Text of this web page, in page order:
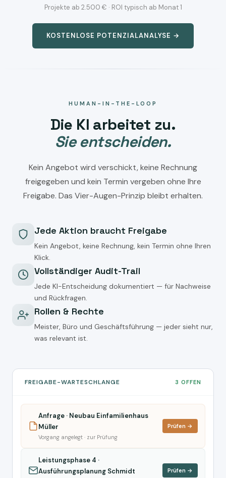
Projekte ab 2.500 € · ROI typisch ab Monat 1
KOSTENLOSE POTENZIALANALYSE →
HUMAN-IN-THE-LOOP
Die KI arbeitet zu.
Sie entscheiden.
Kein Angebot wird verschickt, keine Rechnung
freigegeben und kein Termin vergeben ohne Ihre
Freigabe. Das Vier-Augen-Prinzip bleibt erhalten.
Jede Aktion braucht Freigabe
Kein Angebot, keine Rechnung, kein Termin ohne Ihren
Klick.
Vollständiger Audit-Trail
Jede KI-Entscheidung dokumentiert — für Nachweise
und Rückfragen.
Rollen & Rechte
Meister, Büro und Geschäftsführung — jeder sieht nur,
was relevant ist.
FREIGABE-WARTESCHLANGE 3 OFFEN
Anfrage · Neubau Einfamilienhaus
Müller
Vorgang angelegt · zur Prüfung
Prüfen →
Leistungsphase 4 ·
Ausführungsplanung Schmidt
Prüfen →